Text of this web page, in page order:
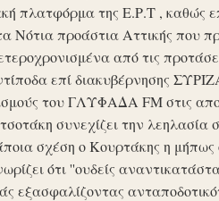
πλατφόρμα της Ε.Ρ.Τ , καθώς
Νότια προάστια Αττικής που
από τις
επί διακυβέρνησης
του ΓΛΥΦΑΔΑ FM στις
συνεχίζει την
σχέση ο Κουρτάκης η μήπως
ότι ''ουδείς
εξασφαλίζοντας